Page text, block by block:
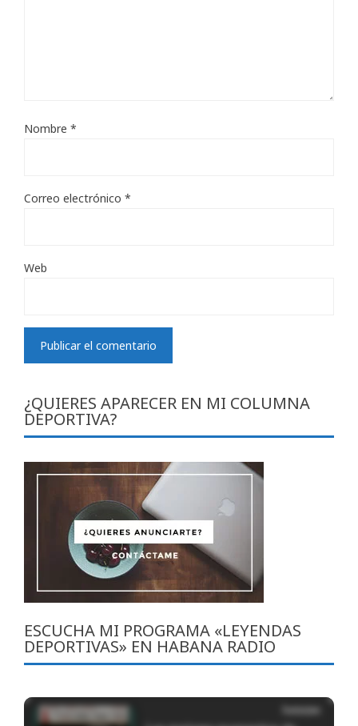
Nombre *
Correo electrónico *
Web
¿QUIERES APARECER EN MI COLUMNA
DEPORTIVA?
ESCUCHA MI PROGRAMA «LEYENDAS
DEPORTIVAS» EN HABANA RADIO